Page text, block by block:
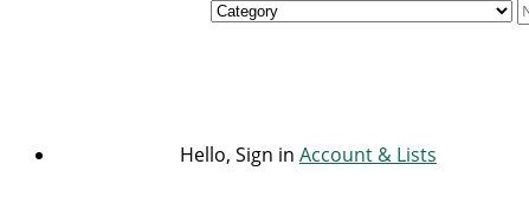
Hello, Sign in Account & Lists